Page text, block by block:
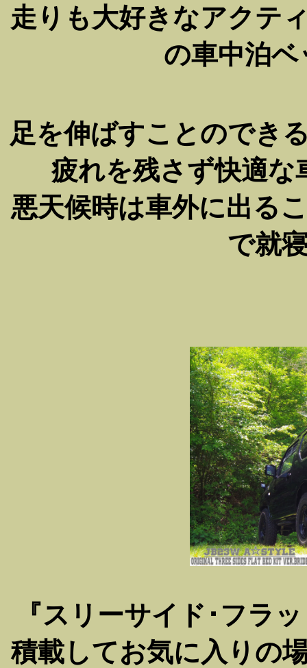
走りも大好きなアクテ
の車中泊
足を伸ばすことのでき
疲れを残さず快適な
悪天候時は車外に出る
で就
『スリーサイド･フラ
積載してお気に入りの